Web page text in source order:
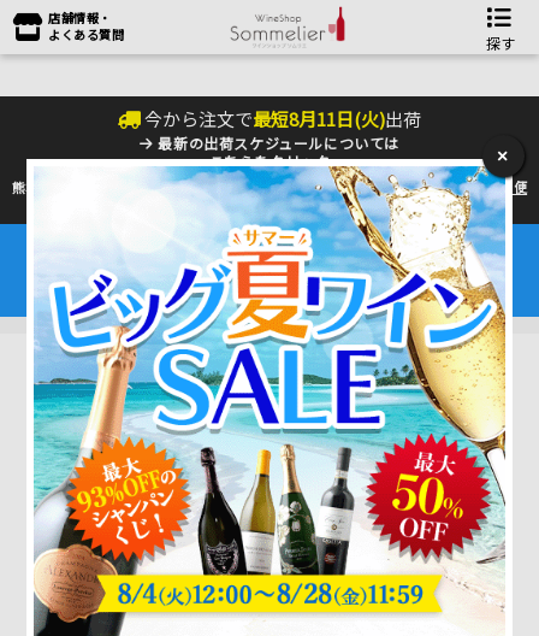
店舗情報・
よくある質問
探す
今から注文で最短8月11日(火)出荷
最新の出荷スケジュールについては
こちらをクリック
熊本地震の影響により九州への配送に遅れが生じております。最新情報は佐川急便
のHP
をご確認下さい。
夏季の配送は『クール便』のご利用をお勧めいたします。
ワインは25℃以上で劣化するデリケートな商品です。
6～9月はワインを守るためにも是非ご利用ください。
×